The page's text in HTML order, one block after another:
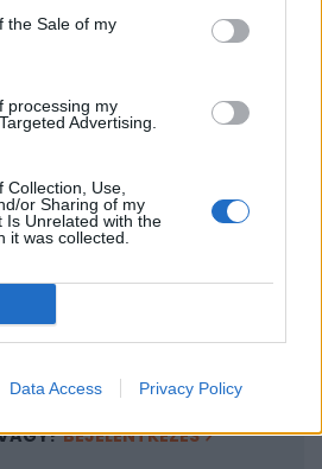
the Sale of my
processing my
Advertising.
Use,
or Sharing of my
Is Unrelated with the
it was collected.
Data Access Privacy Policy
hírarchívumához
előfizetéses
tartalmazza:
cikkarchívum
elmúlt 2 év napon belüli
Előfizetés
BEJELENTKEZÉS